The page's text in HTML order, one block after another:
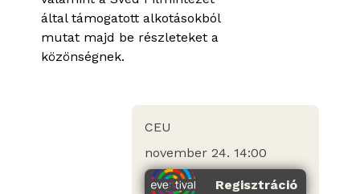
által támogatott alkotásokból
mutat majd be részleteket a
közönségnek.
CEU
november 24. 14:00
Regisztráció